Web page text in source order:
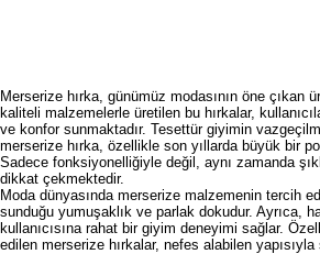
Merserize hırka, günümüz modasının öne çıkan
kaliteli malzemelerle üretilen bu hırkalar,
ve konfor sunmaktadır. Tesettür giyimin
merserize hırka, özellikle son yıllarda büyük bir
Sadece fonksiyonelliğiyle değil, aynı zamanda
dikkat çekmektedir.
Moda dünyasında merserize malzemenin tercih
sunduğu yumuşaklık ve parlak dokudur. Ayrıca,
kullanıcısına rahat bir giyim deneyimi sağlar.
edilen merserize hırkalar, nefes alabilen